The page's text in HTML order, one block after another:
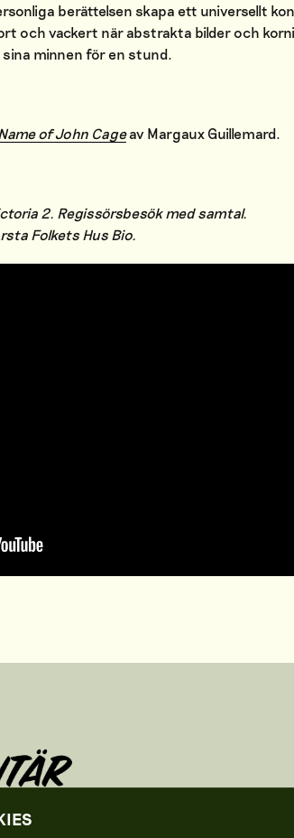
berättelsen skapa ett universellt
och vackert när abstrakta bilder och
minnen för en stund.
of John Cageav Margaux Guillemard.
2. Regissörsbesök med samtal.
Folkets Hus Bio.